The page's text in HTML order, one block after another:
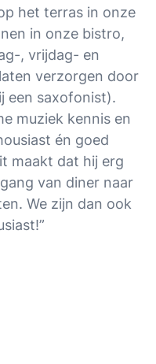
het terras in onze
in onze bistro,
, vrijdag- en
verzorgen door
een saxofonist).
muziek kennis en
én goed
maakt dat hij erg
van diner naar
We zijn dan ook